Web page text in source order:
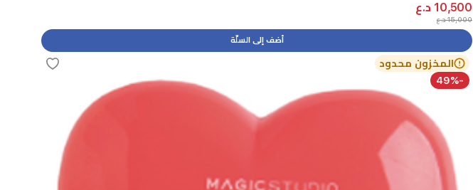
10,500 د.ع
15,000 د.ع
أضف إلى السلّة
المخزون محدود
-49%